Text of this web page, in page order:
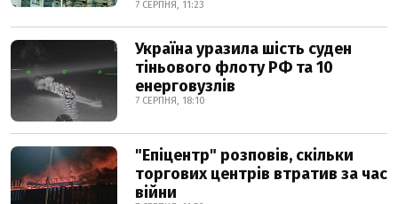
7 СЕРПНЯ, 11:23
Україна уразила шість суден
тіньового флоту РФ та 10
енерговузлів
7 СЕРПНЯ, 18:10
"Епіцентр" розповів, скільки
торгових центрів втратив за час
війни